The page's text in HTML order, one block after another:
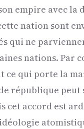
empire avec la
nation sont
qui ne
nations. Par
qui porte la
république peut
cet accord est